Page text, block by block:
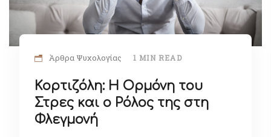
Άρθρα Ψυχολογίας 1 MIN READ
Κορτιζόλη: Η Ορμόνη του
Στρες και ο Ρόλος της στη
Φλεγμονή